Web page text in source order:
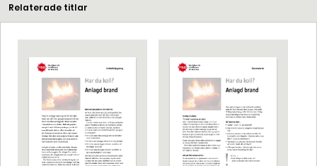
Relaterade titlar